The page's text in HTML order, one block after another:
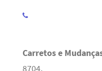
Carretos e
8704,